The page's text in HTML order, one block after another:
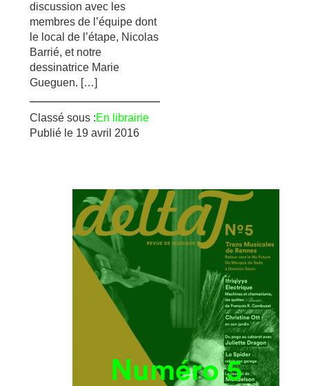
discussion avec les
membres de l’équipe dont
le local de l’étape, Nicolas
Barrié, et notre
dessinatrice Marie
Gueguen. […]
Classé sous :En librairie
Publié le 19 avril 2016
Numéro 5